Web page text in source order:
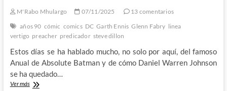
M'Rabo Mhulargo 07/11/2025
13 comentarios
años 90 cómic comics DC Garth Ennis Glenn Fabry linea
vertigo preacher predicador steve dillon
Estos días se ha hablado mucho, no solo por aquí, del famoso
Anual de Absolute Batman y de cómo Daniel Warren Johnson
se ha quedado…
Ver másCómo